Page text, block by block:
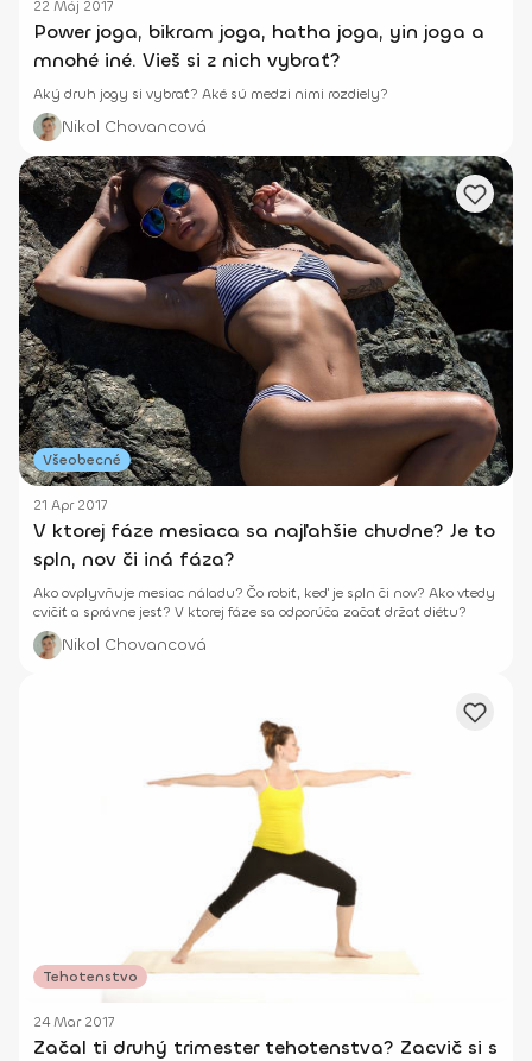
22 Máj 2017
Power joga, bikram joga, hatha joga, yin joga a
mnohé iné. Vieš si z nich vybrať?
Aký druh jogy si vybrať? Aké sú medzi nimi rozdiely?
Nikol Chovancová
Všeobecné
21 Apr 2017
V ktorej fáze mesiaca sa najľahšie chudne? Je to
spln, nov či iná fáza?
Ako ovplyvňuje mesiac náladu? Čo robiť, keď je spln či nov? Ako vtedy
cvičiť a správne jesť? V ktorej fáze sa odporúča začať držať diétu?
Nikol Chovancová
Tehotenstvo
24 Mar 2017
Začal ti druhý trimester tehotenstva? Zacvič si s